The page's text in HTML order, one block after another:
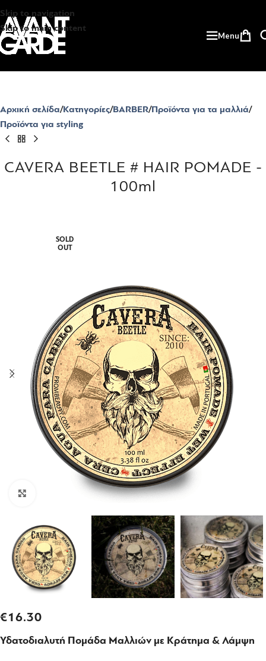
Skip to navigation
Skip to main content
Menu
Αρχική σελίδα Κατηγορίες BARBER Προϊόντα για τα μαλλιά
Προϊόντα για styling
CAVERA BEETLE # HAIR POMADE -
100ml
SOLD
OUT
Click to enlarge
€16.30
Υδατοδιαλυτή Πομάδα Μαλλιών με Κράτημα & Λάμψη